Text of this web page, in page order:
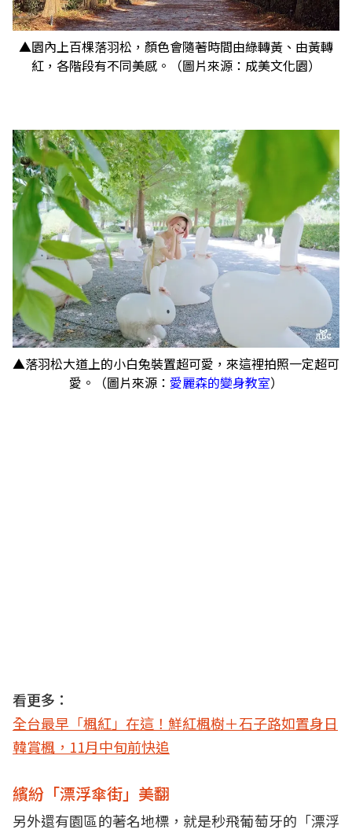
▲園內上百棵落羽松，顏色會隨著時間由綠轉黃、由黃轉
紅，各階段有不同美感。（圖片來源：成美文化園）
▲落羽松大道上的小白兔裝置超可愛，來這裡拍照一定超可
愛。（圖片來源： 愛麗森的變身教室）
看更多：
全台最早「楓紅」在這！鮮紅楓樹＋石子路如置身日
韓賞楓，11月中旬前快追
繽紛「漂浮傘街」美翻
另外還有園區的著名地標，就是秒飛葡萄牙的「漂浮